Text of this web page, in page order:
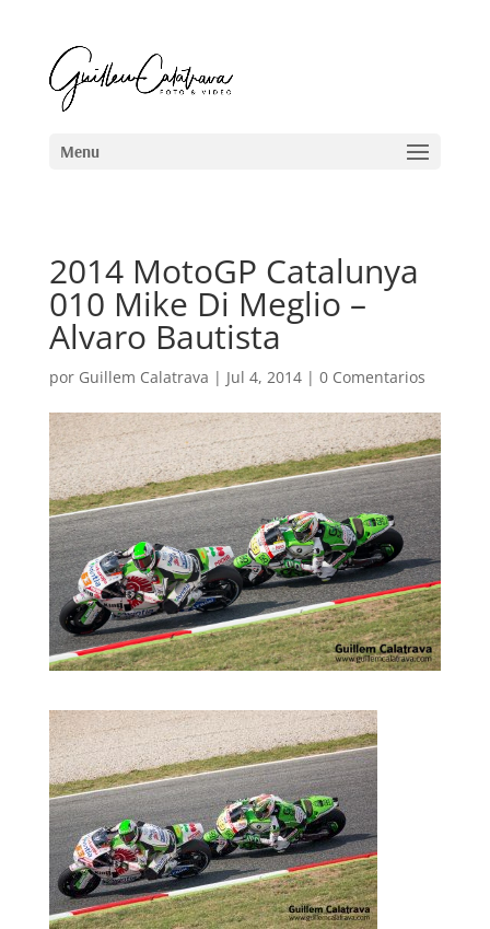
2014 MotoGP Catalunya
010 Mike Di Meglio –
Alvaro Bautista
por Guillem Calatrava | Jul 4, 2014| 0 Comentarios